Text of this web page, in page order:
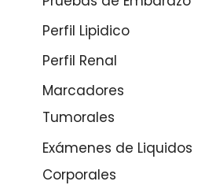
Perfil Lipidico
Perfil Renal
Marcadores
Tumorales
Exámenes de Liquidos
Corporales